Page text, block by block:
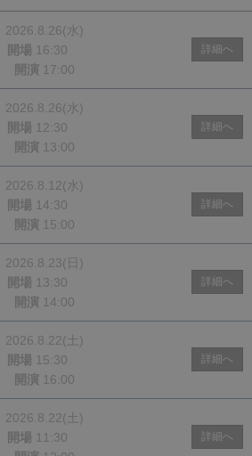
2026.8.26(水)
開場 16:30
開演 17:00
詳細へ
2026.8.26(水)
開場 12:30
開演 13:00
詳細へ
2026.8.12(水)
開場 14:30
開演 15:00
詳細へ
2026.8.23(日)
開場 13:30
開演 14:00
詳細へ
2026.8.22(土)
開場 15:30
開演 16:00
詳細へ
2026.8.22(土)
開場 11:30
詳細へ